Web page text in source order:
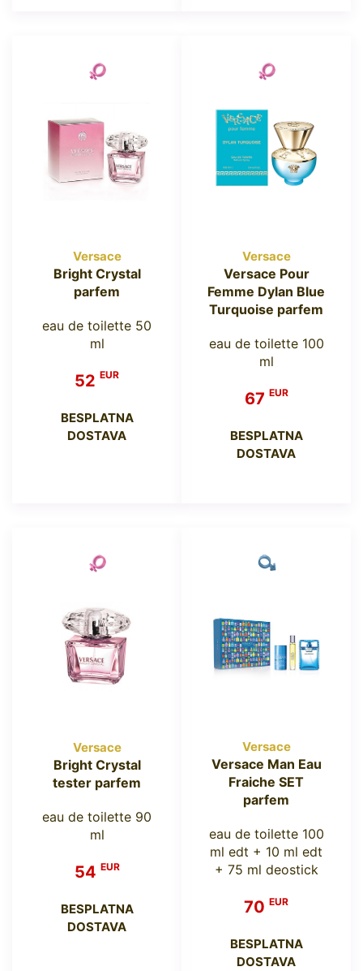
Versace
Bright Crystal
parfem
eau de toilette 50
ml
52 EUR
BESPLATNA
DOSTAVA
Versace
Versace Pour
Femme Dylan Blue
Turquoise parfem
eau de toilette 100
ml
67 EUR
BESPLATNA
DOSTAVA
Versace
Bright Crystal
tester parfem
eau de toilette 90
ml
54 EUR
BESPLATNA
DOSTAVA
Versace
Versace Man Eau
Fraiche SET
parfem
eau de toilette 100
ml edt + 10 ml edt
+ 75 ml deostick
70 EUR
BESPLATNA
DOSTAVA